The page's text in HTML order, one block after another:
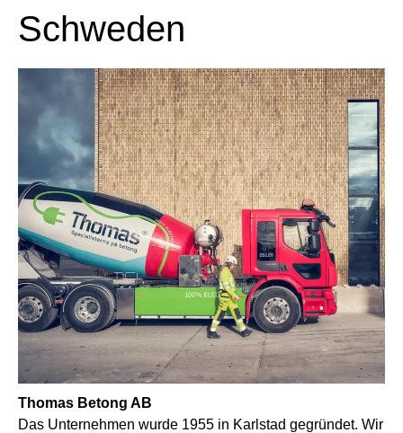
Schweden
Thomas Betong AB
Das Unternehmen wurde 1955 in Karlstad gegründet. Wir